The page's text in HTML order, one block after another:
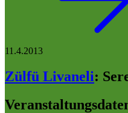
11.4.2013
Zülfü Livaneli: